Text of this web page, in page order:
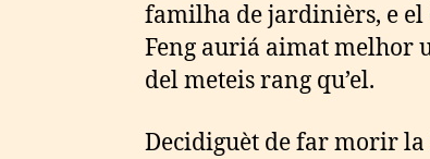
familha de jardinièrs, e
Feng auriá aimat melhor
del meteis rang qu’el.
Decidiguèt de far morir la